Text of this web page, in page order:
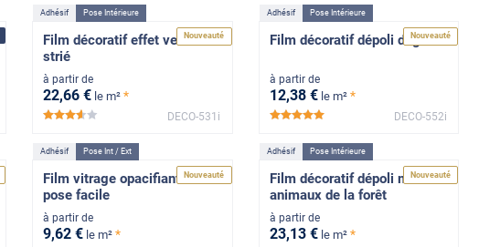
Nouveauté
Adhésif Pose Intérieure
Film décoratif effet verre
strié
à partir de
22,66 € le m² *
*****
DECO-531i
Nouveauté
Adhésif Pose Intérieure
Film décoratif dépoli dégradé
à partir de
12,38 € le m² *
DECO-552i
Nouveauté
Adhésif Pose Int / Ext
Film vitrage opacifiant blanc
pose facile
à partir de
9,62 € le m² *
Nouveauté
Adhésif Pose Intérieure
Film décoratif dépoli motif
animaux de la forêt
à partir de
23,13 € le m² *